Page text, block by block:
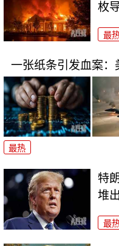
枚
最
一张纸条引发血案：
最热
特
堆
最